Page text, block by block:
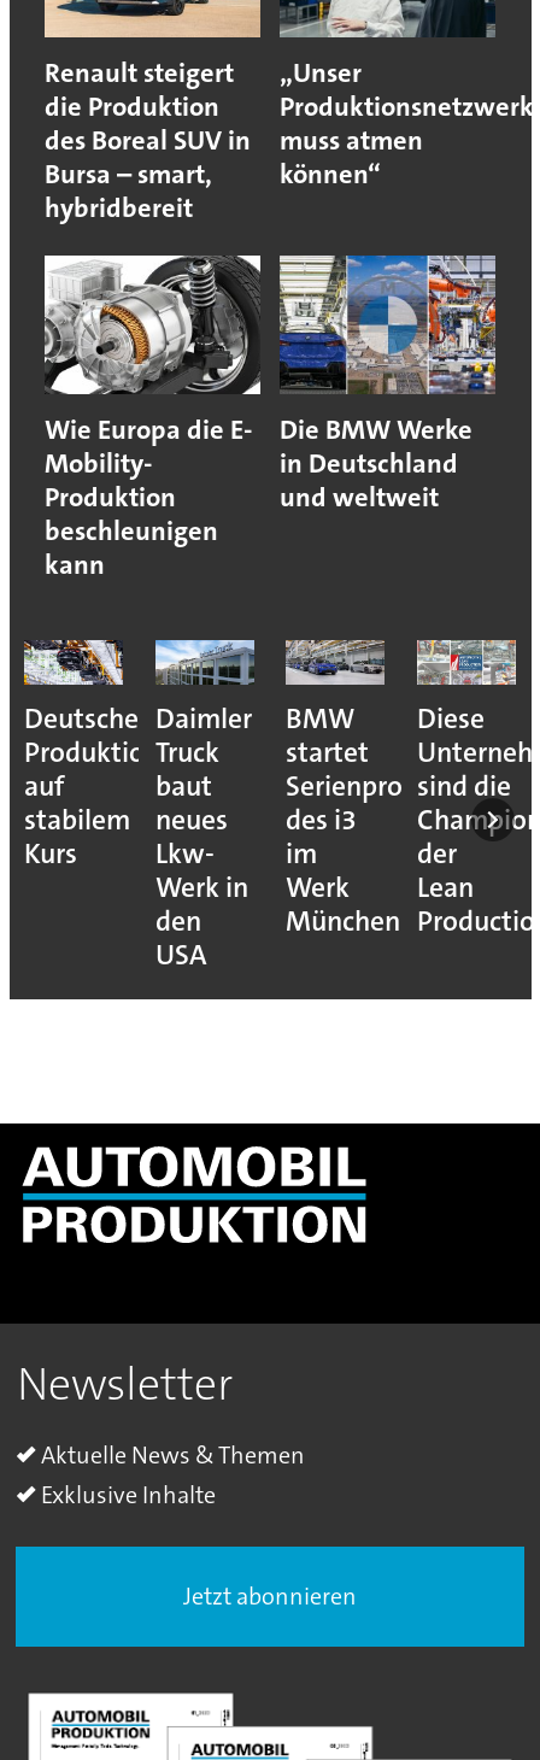
Renault steigert
die Produktion
des Boreal SUV in
Bursa – smart,
hybridbereit
„Unser
Produktionsnetzwerk
muss atmen
können“
Wie Europa die E-
Mobility-
Produktion
beschleunigen
kann
Die BMW Werke
in Deutschland
und weltweit
Deutsche
Produktion
auf
stabilem
Kurs
Daimler
Truck
baut
neues
Lkw-
Werk in
den
USA
BMW
startet
Serienproduktion
des i3
im
Werk
München
Diese
sind die
der
Lean
Newsletter
Aktuelle News & Themen
Exklusive Inhalte
Jetzt abonnieren